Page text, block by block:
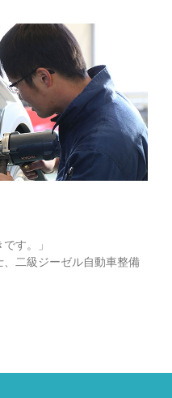
す。」
二級ジーゼル自動車整備